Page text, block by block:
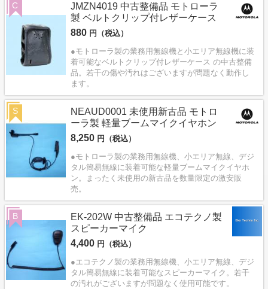
JMZN4019 中古整備品 モトローラ
製 ベルトクリップ付レザーケース
880 円（税込）
●モトローラ製の業務用無線機と小エリア無線機に装
着可能なベルトクリップ付レザーケース の中古整備
品。若干の傷や汚れはございますが問題なく動作し
ます。
C
NEAUD0001 未使用新古品 モトロ
ーラ製 軽量ブームマイクイヤホン
8,250 円（税込）
●モトローラ製の業務用無線機、小エリア無線、デジ
タル簡易無線に装着可能な軽量ブームマイクイヤホ
ン。まったく未使用の新古品を数量限定の激安販
売。
S
EK-202W 中古整備品 エコテクノ製
スピーカーマイク
4,400 円（税込）
●エコテクノ製の業務用無線機、小エリア無線、デジ
タル簡易無線に装着可能なスピーカーマイク。若干
の汚れがございますが問題なく使用可能です。
B